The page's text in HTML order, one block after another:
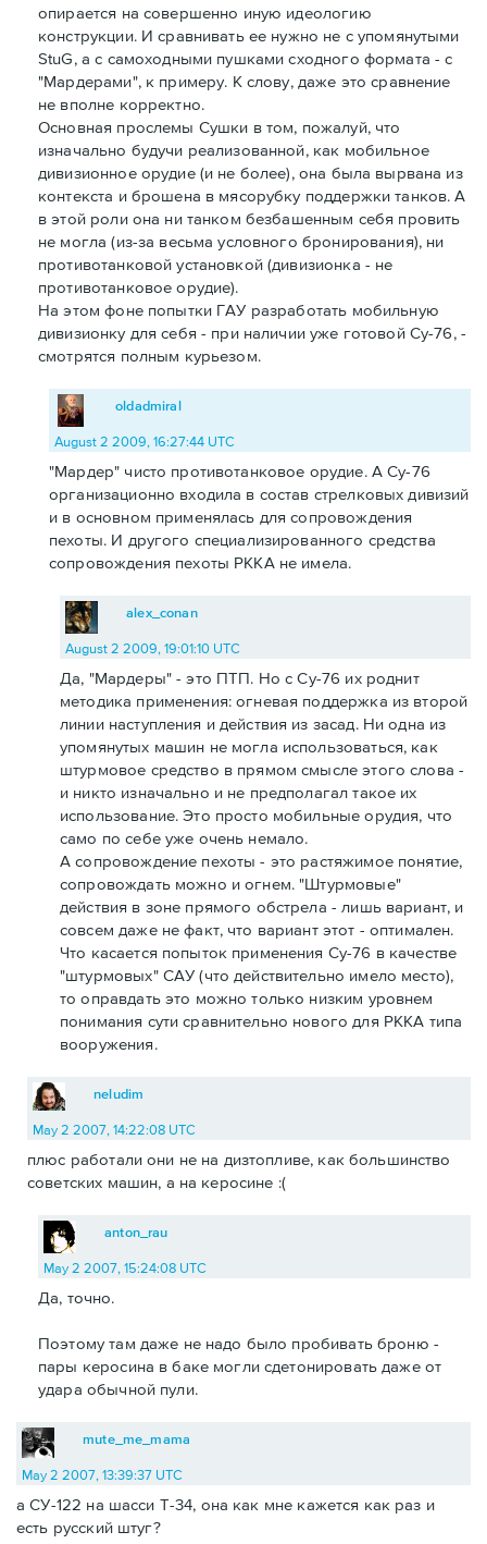
опирается на совершенно иную идеологию
конструкции. И сравнивать ее нужно не с упомянутыми
StuG, а с самоходными пушками сходного формата - с
"Мардерами", к примеру. К слову, даже это сравнение
не вполне корректно.
Основная прослемы Сушки в том, пожалуй, что
изначально будучи реализованной, как мобильное
дивизионное орудие (и не более), она была вырвана из
контекста и брошена в мясорубку поддержки танков. А
в этой роли она ни танком безбашенным себя провить
не могла (из-за весьма условного бронирования), ни
противотанковой установкой (дивизионка - не
противотанковое орудие).
На этом фоне попытки ГАУ разработать мобильную
дивизионку для себя - при наличии уже готовой Су-76, -
смотрятся полным курьезом.
oldadmiral
August 2 2009, 16:27:44 UTC
"Мардер" чисто противотанковое орудие. А Су-76
организационно входила в состав стрелковых дивизий
и в основном применялась для сопровождения
пехоты. И другого специализированного средства
сопровождения пехоты РККА не имела.
alex_conan
August 2 2009, 19:01:10 UTC
Да, "Мардеры" - это ПТП. Но с Су-76 их роднит
методика применения: огневая поддержка из второй
линии наступления и действия из засад. Ни одна из
упомянутых машин не могла использоваться, как
штурмовое средство в прямом смысле этого слова -
и никто изначально и не предполагал такое их
использование. Это просто мобильные орудия, что
само по себе уже очень немало.
А сопровождение пехоты - это растяжимое понятие,
сопровождать можно и огнем. "Штурмовые"
действия в зоне прямого обстрела - лишь вариант, и
совсем даже не факт, что вариант этот - оптимален.
Что касается попыток применения Су-76 в качестве
"штурмовых" САУ (что действительно имело место),
то оправдать это можно только низким уровнем
понимания сути сравнительно нового для РККА типа
вооружения.
neludim
May 2 2007, 14:22:08 UTC
плюс работали они не на дизтопливе, как большинство
советских машин, а на керосине :(
anton_rau
May 2 2007, 15:24:08 UTC
Да, точно.
Поэтому там даже не надо было пробивать броню -
пары керосина в баке могли сдетонировать даже от
удара обычной пули.
mute_me_mama
May 2 2007, 13:39:37 UTC
а СУ-122 на шасси Т-34, она как мне кажется как раз и
есть русский штуг?